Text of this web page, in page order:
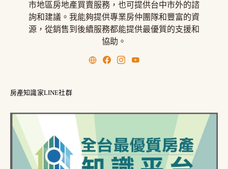
市地區房地產買賣服務，也可提供台中市外的諮
詢和建議。我能夠提供專業房仲團隊和豐富的資
源，從銷售到後續服務都能提供最優質的支援和
協助。
房產知識家LINE社群